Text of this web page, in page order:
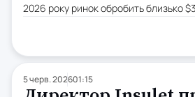
2026 року ринок обробить близько
5 черв. 202601:15